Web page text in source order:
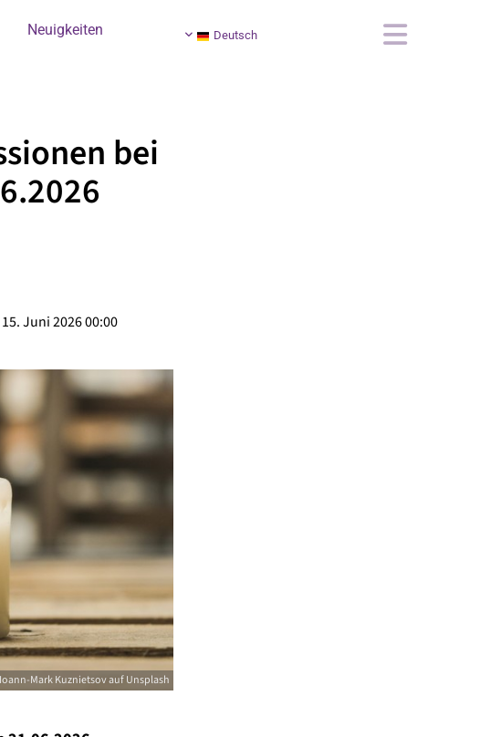
Neuigkeiten Deutsch
bei
Juni 2026 00:00
Mark Kuznietsov auf Unsplash